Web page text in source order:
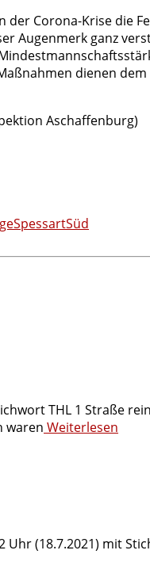
der Corona-Krise
Augenmerk ganz
dienen
Aschaffenburg)
SpessartSüd
THL 1 Straße
waren Weiterlesen
(18.7.2021) mit